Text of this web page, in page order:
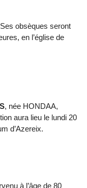
obsèques seront
en l’église de
, née HONDAA,
aura lieu le lundi 20
d’Azereix.
à l’âge de 80